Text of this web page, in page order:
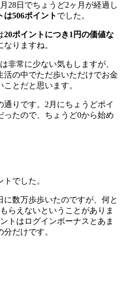
28日でちょうど2ヶ月が経過し
は506ポイント でした。
20ポイントにつき1円の価値な
りますね。
非常に少ない気もしますが、
の中でただ歩いただけでお金
とだと思います。
りです。2月にちょうどポイ
ったので、ちょうど0から始め
でした。
数万歩歩いたのですが、何と
らえないということがありま
トはログインボーナスとあま
だけです。